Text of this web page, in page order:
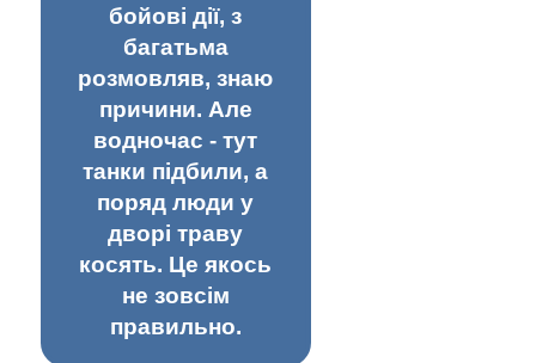
бойові дії, з
багатьма
розмовляв, знаю
причини. Але
водночас - тут
танки підбили, а
поряд люди у
дворі траву
косять. Це якось
не зовсім
правильно.